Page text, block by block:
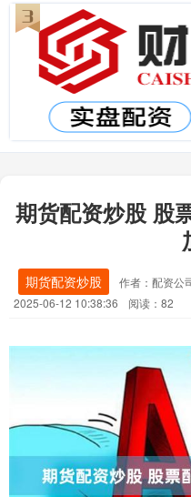
期货配资炒股 股
期货配资炒股 作者：配资公
2025-06-12 10:38:36
阅读：82